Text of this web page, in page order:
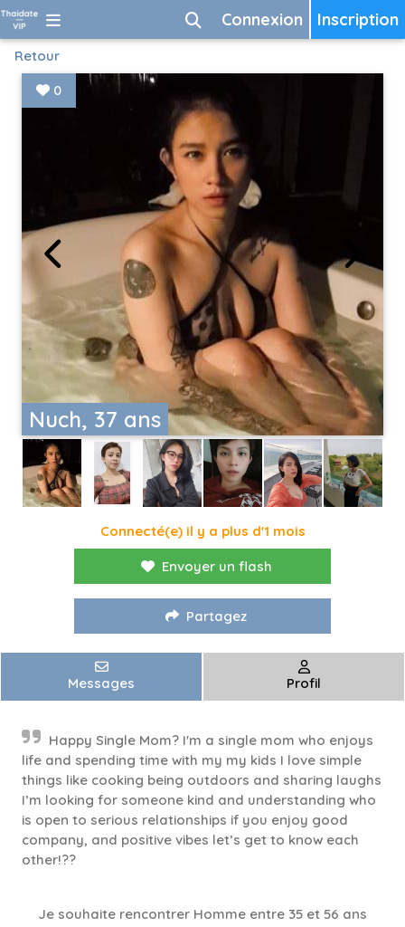
Inscription
Connexion
Retour
Nuch, 37 ans
0
Connecté(e) il y a plus d'1 mois
Envoyer un flash
Partagez
Messages Profil
Happy Single Mom? I'm a single mom who enjoys
life and spending time with my my kids I love simple
things like cooking being outdoors and sharing laughs
I’m looking for someone kind and understanding who
is open to serious relationships if you enjoy good
company, and positive vibes let’s get to know each
other!??
Je souhaite rencontrer Homme entre 35 et 56 ans